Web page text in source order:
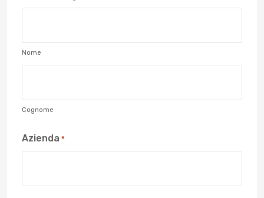
Nome
Cognome
Azienda *